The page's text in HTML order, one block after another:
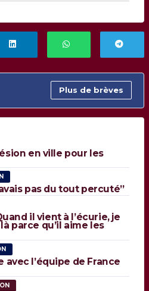
Plus de brèves
en ville pour les
pas du tout percuté”
il vient à l’écurie, je
parce qu’il aime les
l’équipe de France